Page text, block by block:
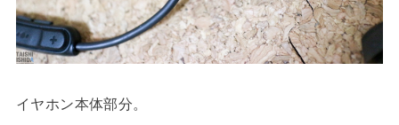
イヤホン本体部分。